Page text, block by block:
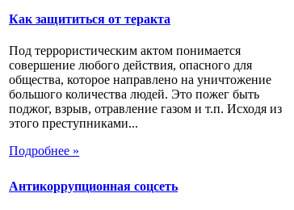
Как защититься от теракта
Под террористическим актом понимается
совершение любого действия, опасного для
общества, которое направлено на уничтожение
большого количества людей. Это пожег быть
поджог, взрыв, отравление газом и т.п. Исходя из
этого преступниками...
Подробнее »
Антикоррупционная соцсеть